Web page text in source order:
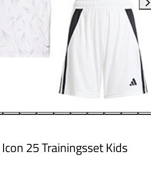
25 Trainingsset Kids